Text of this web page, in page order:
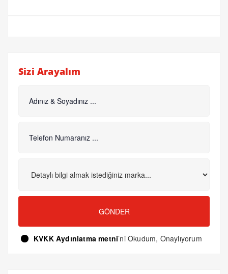
Sizi Arayalım
GÖNDER
KVKK Aydınlatma metni’ni Okudum, Onaylıyorum